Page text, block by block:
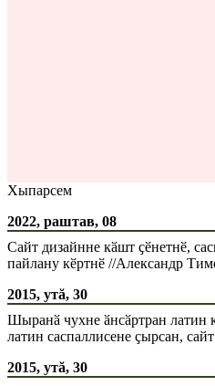
Хыпарсем
2022, раштав, 08
Сайт дизайнне кӑшт ҫӗнетнӗ,
пайлану кӗртнӗ //Александр
2015, утă, 30
Шыранӑ чухне ӑнсӑртран латин
латин саспаллисене ҫырсан,
2015, утă, 30